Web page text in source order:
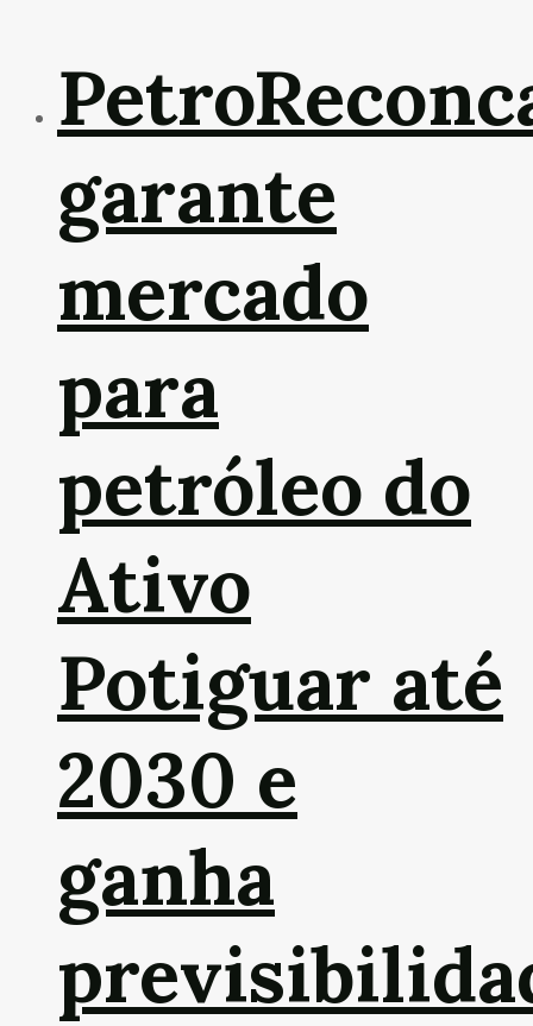
garante
mercado
para
petróleo do
Ativo
Potiguar até
2030 e
ganha